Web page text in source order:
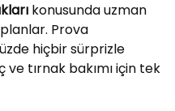
konusunda uzman
Prova
hiçbir sürprizle
ve tırnak bakımı için tek